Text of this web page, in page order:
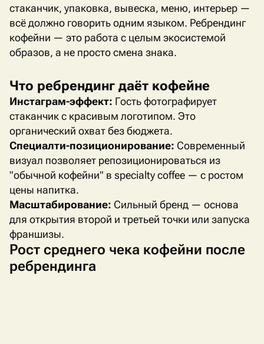
стаканчик, упаковка, вывеска, меню, интерьер —
всё должно говорить одним языком. Ребрендинг
кофейни — это работа с целым экосистемой
образов, а не просто смена знака.
Что ребрендинг даёт кофейне
Инстаграм-эффект: Гость фотографирует
стаканчик с красивым логотипом. Это
органический охват без бюджета.
Специалти-позиционирование: Современный
визуал позволяет репозиционироваться из
"обычной кофейни" в specialtycoffee — с ростом
цены напитка.
Масштабирование: Сильный бренд — основа
для открытия второй и третьей точки или запуска
франшизы.
Рост среднего чека кофейни после
ребрендинга